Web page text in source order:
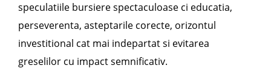
speculatiile bursiere spectaculoase ci educatia,
perseverenta, asteptarile corecte, orizontul
investitional cat mai indepartat si evitarea
greselilor cu impact semnificativ.